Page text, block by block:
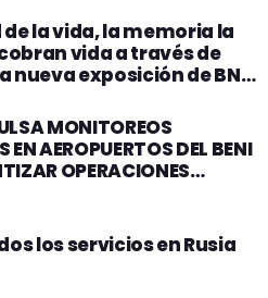
la vida, la memoria la
vida a través de
nueva exposición de BNB
MONITOREOS
EN AEROPUERTOS DEL BENI
OPERACIONES
los servicios en Rusia